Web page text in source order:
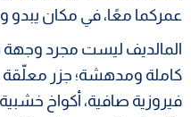
عمركما معًا، في مكان يبدو
المالديف ليست مجرد وجهة
كاملة ومدهشة؛ جزر معلّقة
فيروزية صافية، أكواخ